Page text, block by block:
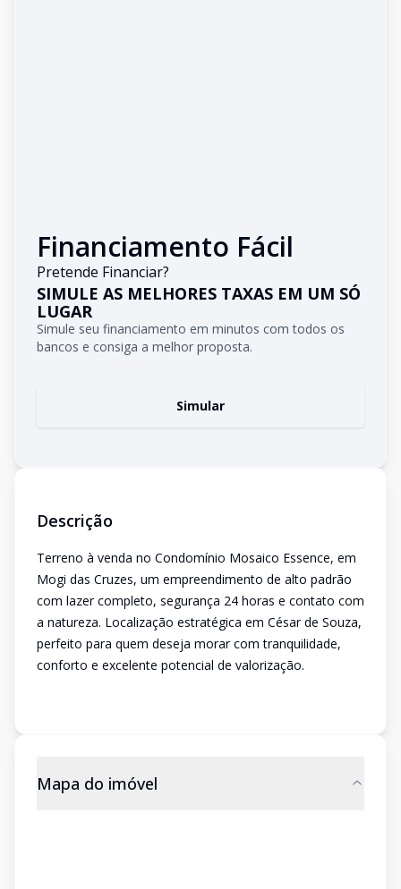
Financiamento Fácil
Pretende Financiar?
SIMULE AS MELHORES TAXAS EM UM SÓ
LUGAR
Simule seu financiamento em minutos com todos os
bancos e consiga a melhor proposta.
Simular
Descrição
Terreno à venda no Condomínio Mosaico Essence, em
Mogi das Cruzes, um empreendimento de alto padrão
com lazer completo, segurança 24 horas e contato com
a natureza. Localização estratégica em César de Souza,
perfeito para quem deseja morar com tranquilidade,
conforto e excelente potencial de valorização.
Mapa do imóvel